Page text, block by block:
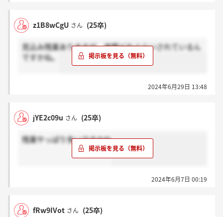
z1B8wCgU さん (25卒)
見込み残業ありますが、実際どれぐらいされているん
ですかね。
2024年6月29日 13:48
jYE2c09u さん (25卒)
残業やっぱり多いですかね
2024年6月7日 00:19
fRw9IVot さん (25卒)